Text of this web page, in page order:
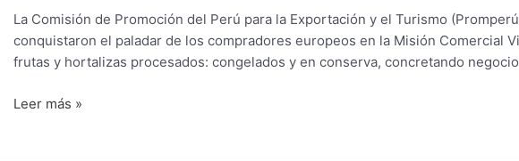
La Comisión de Promoción del Perú para la Exportación y el Turismo
conquistaron el paladar de los compradores europeos en la Misión Comercial
frutas y hortalizas procesados: congelados y en conserva, concretando
oferta
exportable
en
Unido
Leer más »